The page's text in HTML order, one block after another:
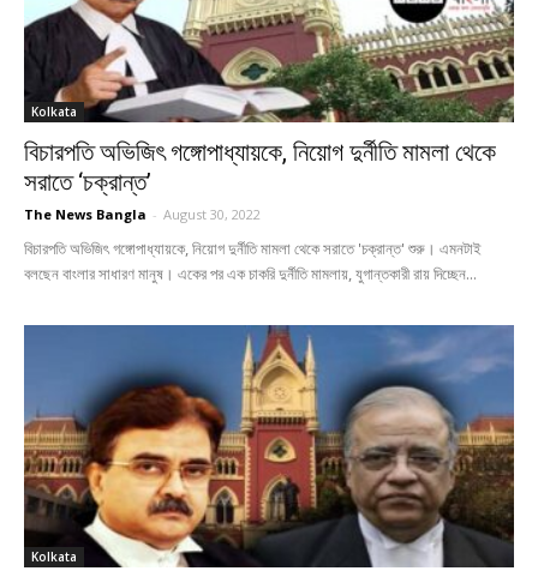
Kolkata
বিচারপতি অভিজিৎ গঙ্গোপাধ্যায়কে, নিয়োগ দুর্নীতি মামলা থেকে
সরাতে ‘চক্রান্ত’
The News Bangla - August 30, 2022
বিচারপতি অভিজিৎ গঙ্গোপাধ্যায়কে, নিয়োগ দুর্নীতি মামলা থেকে সরাতে 'চক্রান্ত' শুরু। এমনটাই
বলছেন বাংলার সাধারণ মানুষ। একের পর এক চাকরি দুর্নীতি মামলায়, যুগান্তকারী রায় দিচ্ছেন...
Kolkata